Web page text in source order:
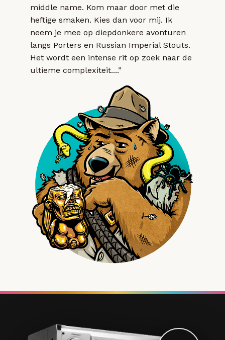
middle name. Kom maar door met die
heftige smaken. Kies dan voor mij. Ik
neem je mee op diepdonkere avonturen
langs Porters en Russian Imperial Stouts.
Het wordt een intense rit op zoek naar de
ultieme complexiteit....”